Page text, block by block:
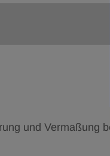
und Vermaßung